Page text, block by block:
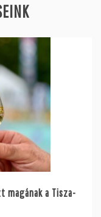
magának a Tisza-